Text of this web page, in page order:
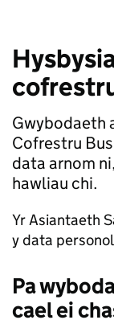
Gwybodaeth
Cofrestru
data arnom
hawliau chi.
Yr Asiantaeth
y data
Pa
cael ei